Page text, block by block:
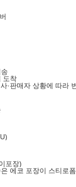
도착
·판매자 상황에 따라
포장)
에코 포장이 스티로